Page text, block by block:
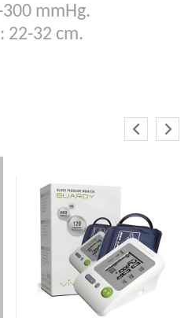
300 mmHg.
22-32 cm.